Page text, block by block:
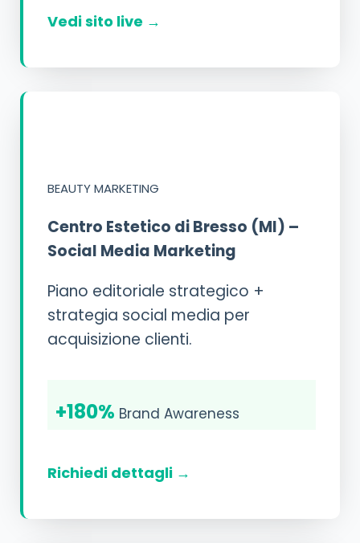
Vedi sito live →
BEAUTY MARKETING
Centro Estetico di Bresso (MI) –
Social Media Marketing
Piano editoriale strategico +
strategia social media per
acquisizione clienti.
+180% Brand Awareness
Richiedi dettagli →